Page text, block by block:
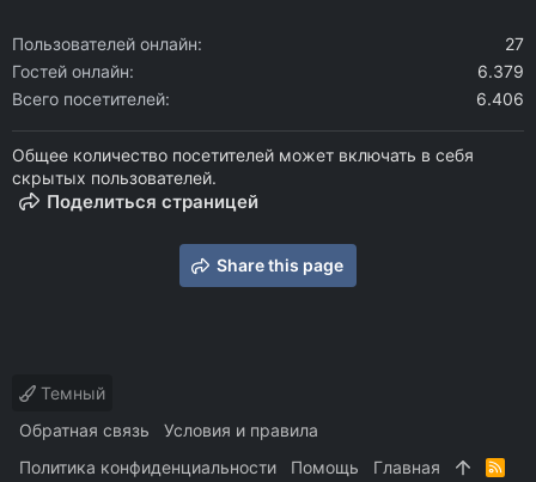
Пользователей онлайн
27
Гостей онлайн
6.379
Всего посетителей
6.406
Общее количество посетителей может включать в себя
скрытых пользователей.
Поделиться страницей
Share this page
Темный
Обратная связь
Условия и правила
Политика конфиденциальности
Помощь Главная
R